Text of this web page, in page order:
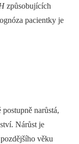
způsobujících
pacientky je
narůstá,
Nárůst je
věku